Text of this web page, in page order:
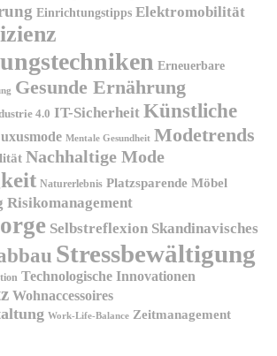
Einrichtungstipps Elektromobilität
Erneuerbare
Gesunde Ernährung
4.0 IT-Sicherheit Künstliche
Mentale Gesundheit Modetrends
Nachhaltige Mode
Naturerlebnis Platzsparende Möbel
Risikomanagement
Selbstreflexion Skandinavisches
Stressbewältigung
Technologische Innovationen
Wohnaccessoires
Work-Life-Balance Zeitmanagement